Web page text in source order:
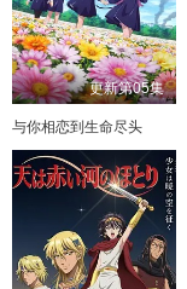
更新第05集
与你相恋到生命尽头